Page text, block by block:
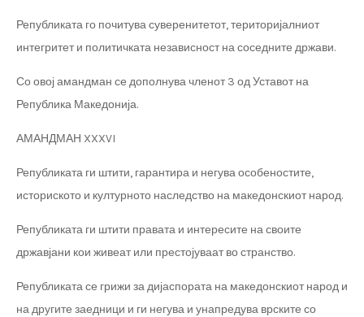
Републиката го почитува суверенитетот, територијалниот
интегритет и политичката независност на соседните држави.
Со овој амандман се дополнува членот 3 од Уставот на
Република Македонија.
АМАНДМАН XXXVI
Републиката ги штити, гарантира и негува особеностите,
историското и културното наследство на македонскиот народ.
Републиката ги штити правата и интересите на своите
државјани кои живеат или престојуваат во странство.
Републиката се грижи за дијаспората на македонскиот народ и
на другите заедници и ги негува и унапредува врските со